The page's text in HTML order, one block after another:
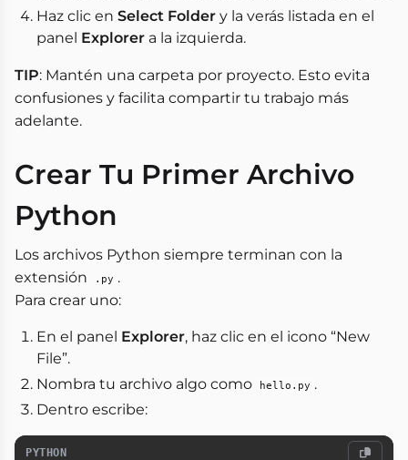
Haz clic en Select Folder y la verás listada en el
panel Explorer a la izquierda.
TIP: Mantén una carpeta por proyecto. Esto evita
confusiones y facilita compartir tu trabajo más
adelante.
Crear Tu Primer Archivo
Python
Los archivos Python siempre terminan con la
extensión
.py .
Para crear uno:
En el panel Explorer, haz clic en el icono “New
File”.
Nombra tu archivo algo como
hello.py .
Dentro escribe:
PYTHON